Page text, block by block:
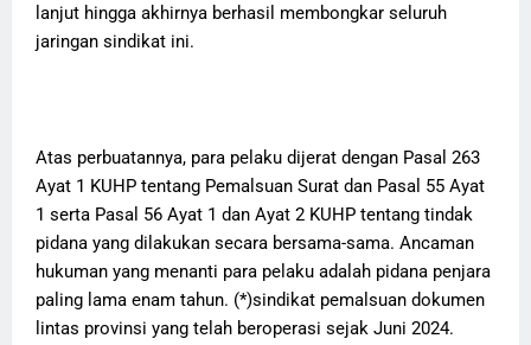
lanjut hingga akhirnya berhasil membongkar seluruh
jaringan sindikat ini.
Atas perbuatannya, para pelaku dijerat dengan Pasal 263
Ayat 1 KUHP tentang Pemalsuan Surat dan Pasal 55 Ayat
1 serta Pasal 56 Ayat 1 dan Ayat 2 KUHP tentang tindak
pidana yang dilakukan secara bersama-sama. Ancaman
hukuman yang menanti para pelaku adalah pidana penjara
paling lama enam tahun. (*)sindikat pemalsuan dokumen
lintas provinsi yang telah beroperasi sejak Juni 2024.